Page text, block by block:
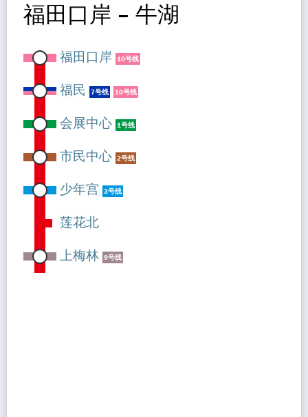
福田口岸 – 牛湖
福田口岸 10号线
福民 7号线 10号线
会展中心 1号线
市民中心 2号线
少年宫 3号线
莲花北
上梅林
9号线